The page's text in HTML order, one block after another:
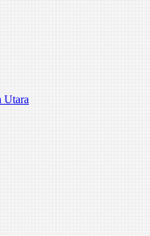
Utara